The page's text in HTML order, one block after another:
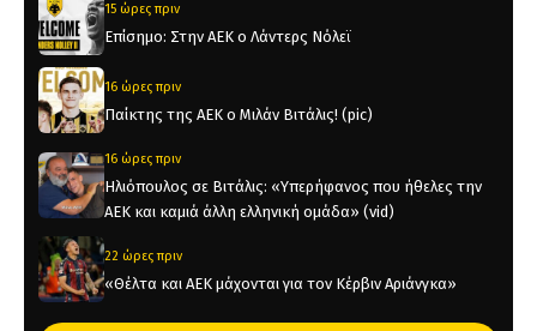
15 ώρες πριν
Επίσημο: Στην ΑΕΚ ο Λάντερς Νόλεϊ
16 ώρες πριν
Παίκτης της ΑΕΚ ο Μιλάν Βιτάλις! (pic)
16 ώρες πριν
Ηλιόπουλος σε Βιτάλις: «Υπερήφανος που ήθελες την
ΑΕΚ και καμιά άλλη ελληνική ομάδα» (vid)
22 ώρες πριν
«Θέλτα και ΑΕΚ μάχονται για τον Κέρβιν Αριάνγκα»